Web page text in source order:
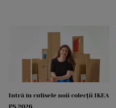
Intră în culisele noii colecții IKEA